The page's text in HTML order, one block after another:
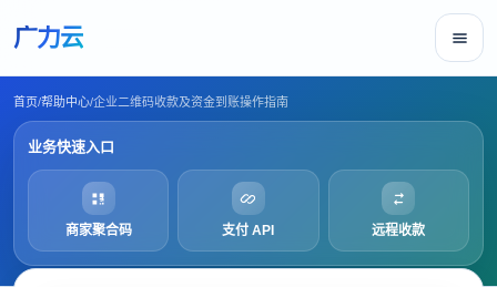
广力云
首页/帮助中心/企业二维码收款及资金到账操作指南
业务快速入口
商家聚合码 支付 API 远程收款